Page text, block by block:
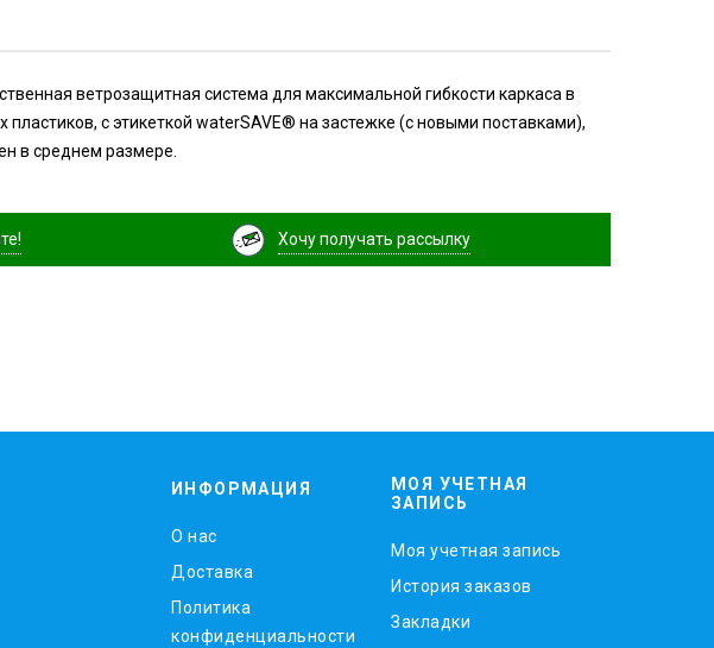
ветрозащитная система для максимальной гибкости каркаса в
с этикеткой waterSAVE® на застежке (с новыми поставками),
в среднем размере.
Хочу получать рассылку
ИНФОРМАЦИЯ
O нас
Доставка
Политика
конфиденциальности
МОЯ УЧЕТНАЯ
ЗАПИСЬ
Моя учетная запись
История заказов
Закладки